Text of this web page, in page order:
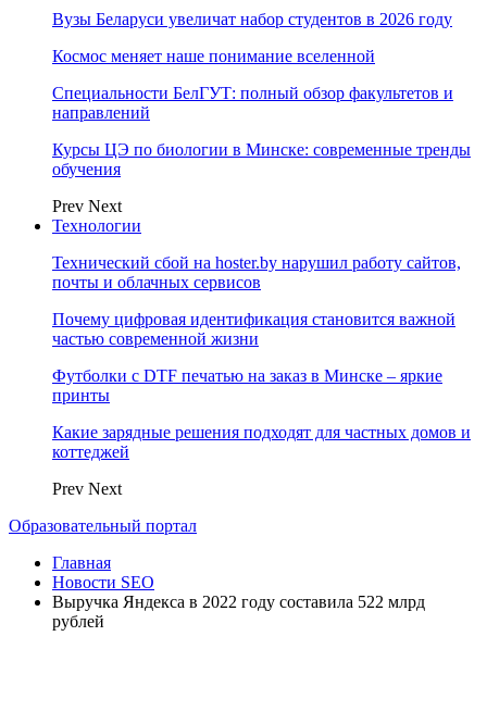
Вузы Беларуси увеличат набор студентов в 2026 году
Космос меняет наше понимание вселенной
Специальности БелГУТ: полный обзор факультетов и
направлений
Курсы ЦЭ по биологии в Минске: современные тренды
обучения
Prev Next
Технологии
Технический сбой на hoster.by нарушил работу сайтов,
почты и облачных сервисов
Почему цифровая идентификация становится важной
частью современной жизни
Футболки с DTF печатью на заказ в Минске – яркие
принты
Какие зарядные решения подходят для частных домов и
коттеджей
Prev Next
Образовательный портал
Главная
Новости SEO
Выручка Яндекса в 2022 году составила 522 млрд
рублей